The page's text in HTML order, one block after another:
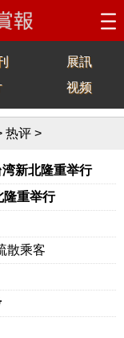
展訊
视频
热评 >
新北隆重举行
隆重举行
散乘客